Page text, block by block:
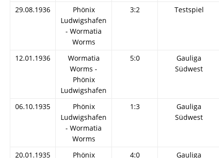
29.08.1936
Phönix
Ludwigshafen
- Wormatia
Worms
3:2 Testspiel
12.01.1936
Wormatia
Worms -
Phönix
Ludwigshafen
5:0
Gauliga
Südwest
06.10.1935
Phönix
Ludwigshafen
- Wormatia
Worms
1:3
Gauliga
Südwest
20.01.1935 Phönix 4:0 Gauliga